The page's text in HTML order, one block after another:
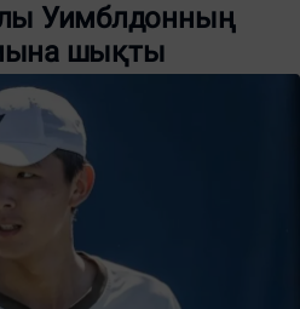
Уимблдонның
шықты